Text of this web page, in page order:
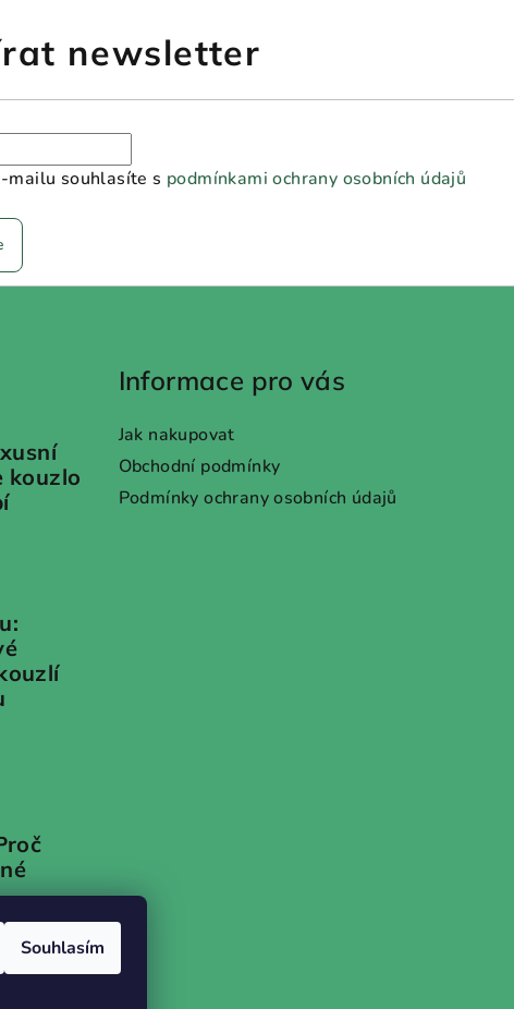
Souhlasím
newsletter
mailu souhlasíte s podmínkami ochrany osobních údajů
kouzlo
Informace pro vás
Jak nakupovat
Obchodní podmínky
Podmínky ochrany osobních údajů